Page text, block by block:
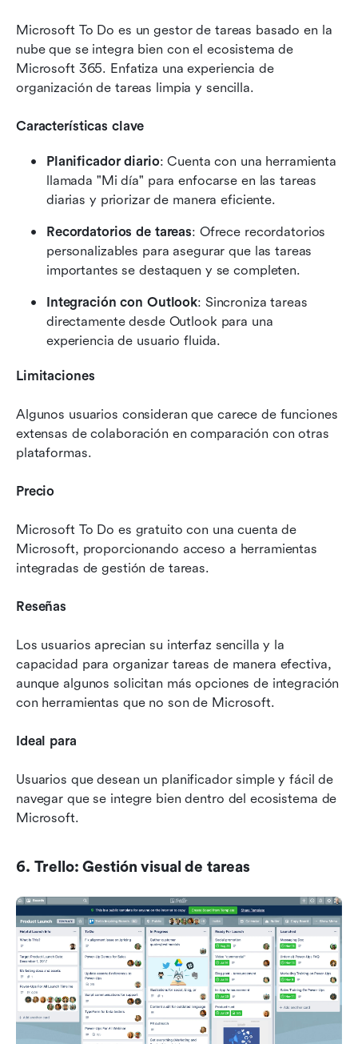
Microsoft To Do es un gestor de tareas basado en la
nube que se integra bien con el ecosistema de
Microsoft 365. Enfatiza una experiencia de
organización de tareas limpia y sencilla.
Características clave
Planificador diario: Cuenta con una herramienta
llamada "Mi día" para enfocarse en las tareas
diarias y priorizar de manera eficiente.
Recordatorios de tareas: Ofrece recordatorios
personalizables para asegurar que las tareas
importantes se destaquen y se completen.
Integración con Outlook: Sincroniza tareas
directamente desde Outlook para una
experiencia de usuario fluida.
Limitaciones
Algunos usuarios consideran que carece de funciones
extensas de colaboración en comparación con otras
plataformas.
Precio
Microsoft To Do es gratuito con una cuenta de
Microsoft, proporcionando acceso a herramientas
integradas de gestión de tareas.
Reseñas
Los usuarios aprecian su interfaz sencilla y la
capacidad para organizar tareas de manera efectiva,
aunque algunos solicitan más opciones de integración
con herramientas que no son de Microsoft.
Ideal para
Usuarios que desean un planificador simple y fácil de
navegar que se integre bien dentro del ecosistema de
Microsoft.
6. Trello: Gestión visual de tareas